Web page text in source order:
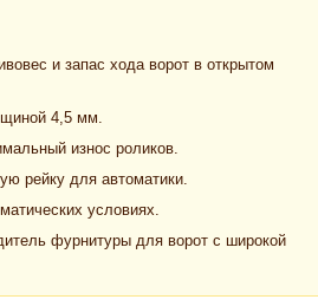
и запас хода ворот в открытом
4,5 мм.
износ роликов.
рейку для автоматики.
условиях.
фурнитуры для ворот с широкой